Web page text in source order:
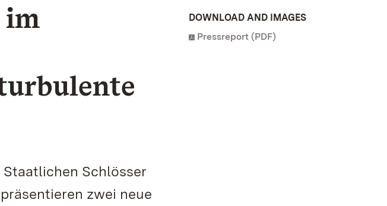
im
Staatlichen Schlösser
zwei neue
DOWNLOAD AND IMAGES
Pressreport (PDF)